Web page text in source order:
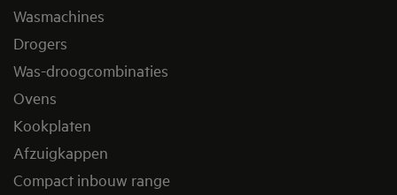
Wasmachines
Drogers
Was-droogcombinaties
Ovens
Kookplaten
Afzuigkappen
Compact inbouw range